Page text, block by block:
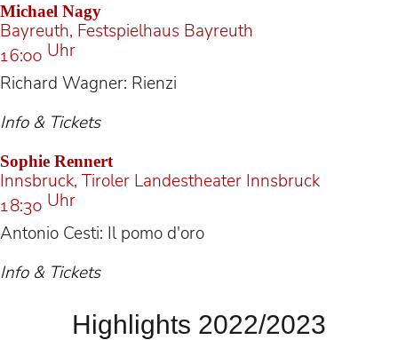
Michael Nagy
Bayreuth, Festspielhaus Bayreuth
16:00 Uhr
Richard Wagner: Rienzi
Info & Tickets
Sophie Rennert
Innsbruck, Tiroler Landestheater Innsbruck
18:30 Uhr
Antonio Cesti: Il pomo d'oro
Info & Tickets
Highlights 2022/2023